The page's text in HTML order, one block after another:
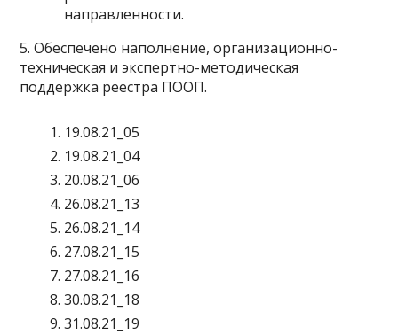
направленности.
5. Обеспечено наполнение, организационно-
техническая и экспертно-методическая
поддержка реестра ПООП.
19.08.21_05
19.08.21_04
20.08.21_06
26.08.21_13
26.08.21_14
27.08.21_15
27.08.21_16
30.08.21_18
31.08.21_19